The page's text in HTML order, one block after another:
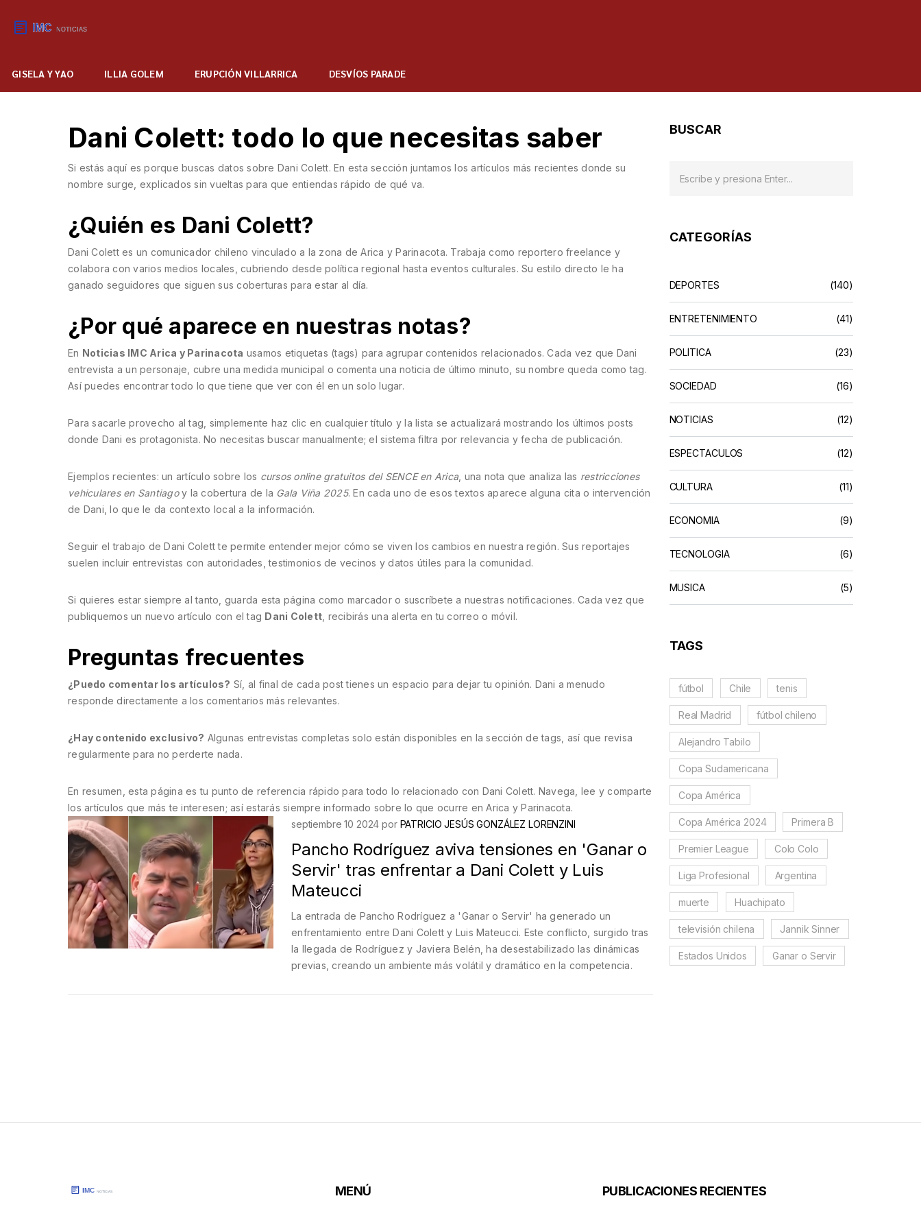
GISELA Y YAO ILLIA GOLEM ERUPCIÓN VILLARRICA DESVÍOS PARADE
Dani Colett: todo lo que necesitas saber
Si estás aquí es porque buscas datos sobre Dani Colett. En esta sección juntamos los artículos más recientes donde su
nombre surge, explicados sin vueltas para que entiendas rápido de qué va.
¿Quién es Dani Colett?
Dani Colett es un comunicador chileno vinculado a la zona de Arica y Parinacota. Trabaja como reportero freelance y
colabora con varios medios locales, cubriendo desde política regional hasta eventos culturales. Su estilo directo le ha
ganado seguidores que siguen sus coberturas para estar al día.
¿Por qué aparece en nuestras notas?
En Noticias IMC Arica y Parinacota usamos etiquetas (tags) para agrupar contenidos relacionados. Cada vez que Dani
entrevista a un personaje, cubre una medida municipal o comenta una noticia de último minuto, su nombre queda como tag.
Así puedes encontrar todo lo que tiene que ver con él en un solo lugar.
Para sacarle provecho al tag, simplemente haz clic en cualquier título y la lista se actualizará mostrando los últimos posts
donde Dani es protagonista. No necesitas buscar manualmente; el sistema filtra por relevancia y fecha de publicación.
Ejemplos recientes: un artículo sobre los cursos online gratuitos del SENCE en Arica , una nota que analiza las restricciones
vehiculares en Santiagoy la cobertura de la Gala Viña 2025. En cada uno de esos textos aparece alguna cita o intervención
de Dani, lo que le da contexto local a la información.
Seguir el trabajo de Dani Colett te permite entender mejor cómo se viven los cambios en nuestra región. Sus reportajes
suelen incluir entrevistas con autoridades, testimonios de vecinos y datos útiles para la comunidad.
Si quieres estar siempre al tanto, guarda esta página como marcador o suscríbete a nuestras notificaciones. Cada vez que
publiquemos un nuevo artículo con el tag Dani Colett , recibirás una alerta en tu correo o móvil.
Preguntas frecuentes
¿Puedo comentar los artículos? Sí, al final de cada post tienes un espacio para dejar tu opinión. Dani a menudo
responde directamente a los comentarios más relevantes.
¿Hay contenido exclusivo? Algunas entrevistas completas solo están disponibles en la sección de tags, así que revisa
regularmente para no perderte nada.
En resumen, esta página es tu punto de referencia rápido para todo lo relacionado con Dani Colett. Navega, lee y comparte
los artículos que más te interesen; así estarás siempre informado sobre lo que ocurre en Arica y Parinacota.
septiembre 10 2024 por PATRICIO JESÚS GONZÁLEZ LORENZINI
Pancho Rodríguez aviva tensiones en 'Ganar o
Servir' tras enfrentar a Dani Colett y Luis
Mateucci
La entrada de Pancho Rodríguez a 'Ganar o Servir' ha generado un
enfrentamiento entre Dani Colett y Luis Mateucci. Este conflicto, surgido tras
la llegada de Rodríguez y Javiera Belén, ha desestabilizado las dinámicas
previas, creando un ambiente más volátil y dramático en la competencia.
BUSCAR
CATEGORÍAS
DEPORTES (140)
ENTRETENIMIENTO (41)
POLÍTICA (23)
SOCIEDAD (16)
NOTICIAS (12)
ESPECTACULOS (12)
CULTURA (11)
ECONOMIA (9)
TECNOLOGIA (6)
MUSICA (5)
TAGS
fútbol Chile tenis
Real Madrid fútbol chileno
Alejandro Tabilo
Copa Sudamericana
Copa América
Copa América 2024 Primera B
Premier League Colo Colo
Liga Profesional Argentina
muerte Huachipato
televisión chilena Jannik Sinner
Estados Unidos Ganar o Servir
MENÚ PUBLICACIONES RECIENTES